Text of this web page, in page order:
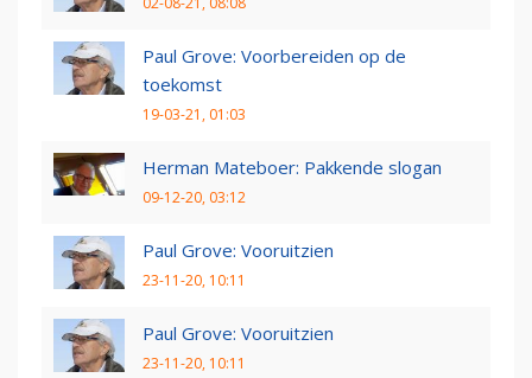
Paul Grove: Voorbereiden op de
toekomst
19-03-21, 01:03
Herman Mateboer: Pakkende slogan
09-12-20, 03:12
Paul Grove: Vooruitzien
23-11-20, 10:11
Paul Grove: Vooruitzien
23-11-20, 10:11